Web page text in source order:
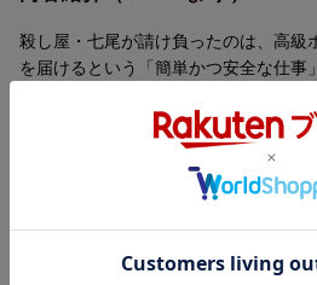
殺し屋・七尾が請け負ったのは、高級
を届けるという「簡単かつ安全な仕事
が身を潜めていた。
777 トリプルセブン